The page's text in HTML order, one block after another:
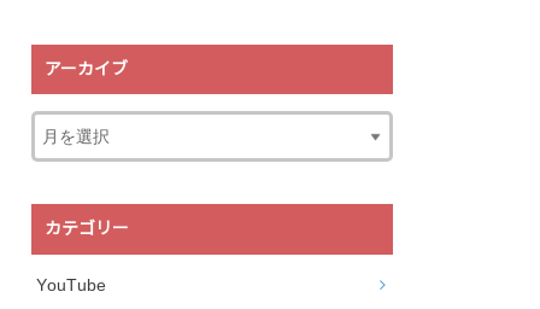
アーカイブ
カテゴリー
YouTube